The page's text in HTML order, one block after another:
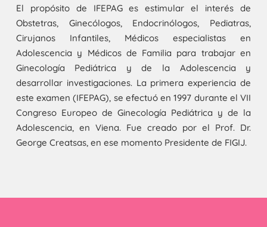
El propósito de IFEPAG es estimular el interés de
Obstetras, Ginecólogos, Endocrinólogos, Pediatras,
Cirujanos Infantiles, Médicos especialistas en
Adolescencia y Médicos de Familia para trabajar en
Ginecología Pediátrica y de la Adolescencia y
desarrollar investigaciones. La primera experiencia de
este examen (IFEPAG), se efectuó en 1997 durante el VII
Congreso Europeo de Ginecología Pediátrica y de la
Adolescencia, en Viena. Fue creado por el Prof. Dr.
George Creatsas, en ese momento Presidente de FIGIJ.